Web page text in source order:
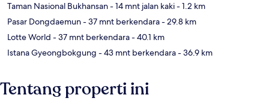
Taman Nasional Bukhansan- 14 mnt jalan kaki- 1.2 km
Pasar Dongdaemun- 37 mnt berkendara- 29.8 km
Lotte World - 37 mnt berkendara- 40.1 km
Istana Gyeongbokgung - 43 mnt berkendara- 36.9 km
Tentang properti ini